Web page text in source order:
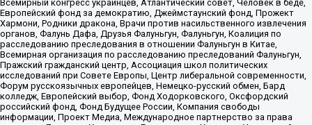
Всемирный конгресс украинцев, Атлантический совет, Человек в беде,
Европейский фонд за демократию, Джеймстаунский фонд, Прожект
Хармони, Родники дракона, Врачи против насильственного извлечения
органов, Фалунь Дафа, Друзья Фалуньгун, Фалуньгун, Коалиция по
расследованию преследования в отношении Фалуньгун в Китае,
Всемирная организация по расследованию преследований Фалуньгун,
Пражский гражданский центр, Ассоциация школ политических
исследований при Совете Европы, Центр либеральной современности,
Форум русскоязычных европейцев, Немецко-русский обмен, Бард
колледж, Европейский выбор, Фонд Ходорковского, Оксфордский
российский фонд, Фонд Будущее России, Компания свободы
информации, Проект Медиа, Международное партнерство за права